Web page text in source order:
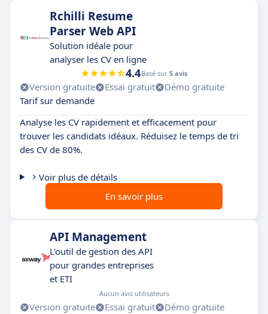
Rchilli Resume
Parser Web API
Solution idéale pour
analyser les CV en ligne
4.4Basé sur 5 avis
Version gratuite Essai gratuit
Démo gratuite
Tarif sur demande
Analyse les CV rapidement et efficacement pour
trouver les candidats idéaux. Réduisez le temps de tri
des CV de 80%.
Voir plus de détails
En savoir plus
API Management
L’outil de gestion des API
pour grandes entreprises
et ETI
Aucun avis utilisateurs
Version gratuite Essai gratuit
Démo gratuite